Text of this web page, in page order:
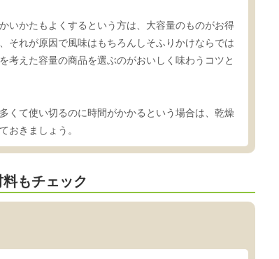
いかたもよくするという方は、大容量のものがお得
それが原因で風味はもちろんしそふりかけならでは
考えた容量の商品を選ぶのがおいしく味わうコツと
くて使い切るのに時間がかかるという場合は、乾燥
おきましょう。
もチェック